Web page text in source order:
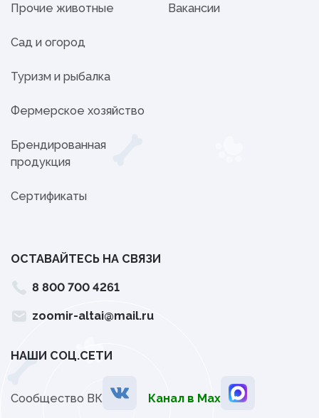
Прочие животные
Сад и огород
Туризм и рыбалка
Фермерское хозяйство
Брендированная
продукция
Сертификаты
Вакансии
ОСТАВАЙТЕСЬ НА СВЯЗИ
8 800 700 4261
zoomir-altai@mail.ru
НАШИ СОЦ.СЕТИ
Сообщество ВК Канал в Мах